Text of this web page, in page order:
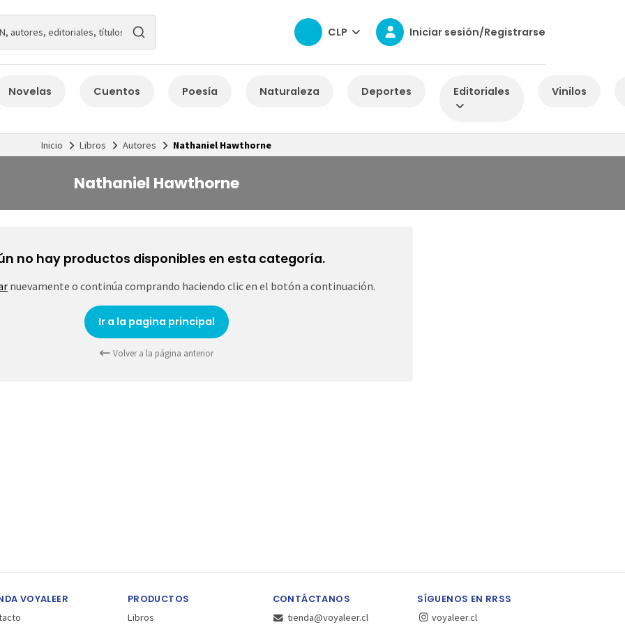
CLP Iniciar sesión/Registrarse
Novelas Cuentos Poesía Naturaleza Deportes Editoriales Vinilos
Inicio Libros Autores Nathaniel Hawthorne
Nathaniel Hawthorne
no hay productos disponibles en esta categoría.
nuevamente o continúa comprando haciendo clic en el botón a continuación.
Ir a la pagina principal
Volver a la página anterior
VOYALEER PRODUCTOS
Libros
CONTÁCTANOS
tienda@voyaleer.cl
SÍGUENOS EN RRSS
voyaleer.cl